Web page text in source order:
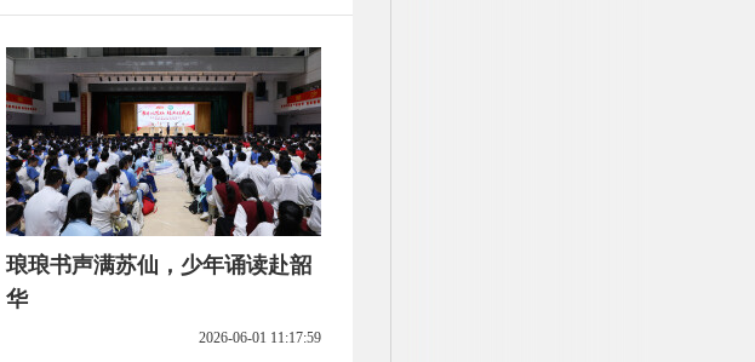
琅琅书声满苏仙，少年诵读赴韶
华
2026-06-01 11:17:59